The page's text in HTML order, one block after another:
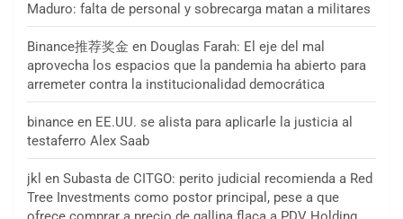
Maduro: falta de personal y sobrecarga matan a militares
Binance推荐奖金 en Douglas Farah: El eje del mal
aprovecha los espacios que la pandemia ha abierto para
arremeter contra la institucionalidad democrática
binance en EE.UU. se alista para aplicarle la justicia al
testaferro Alex Saab
jkl en Subasta de CITGO: perito judicial recomienda a Red
Tree Investments como postor principal, pese a que